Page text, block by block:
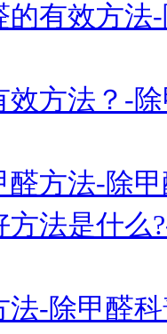
的有效方法
效方法？-
醛方法-除
方法是什么
法-除甲醛